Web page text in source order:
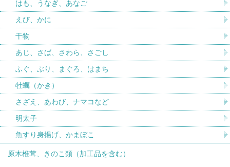
はも、うなぎ、あなご
えび、かに
干物
あじ、さば、さわら、さごし
ふぐ、ぶり、まぐろ、はまち
牡蠣（かき）
さざえ、あわび、ナマコなど
明太子
魚すり身揚げ、かまぼこ
原木椎茸、きのこ類（加工品を含む）